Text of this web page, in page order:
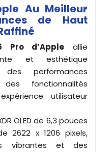
Au Meilleur
de Haut
Pro d’Apple allie
et esthétique
performances
fonctionnalités
utilisateur
OLED de 6,3 pouces
2622 x 1206 pixels,
vibrantes et des